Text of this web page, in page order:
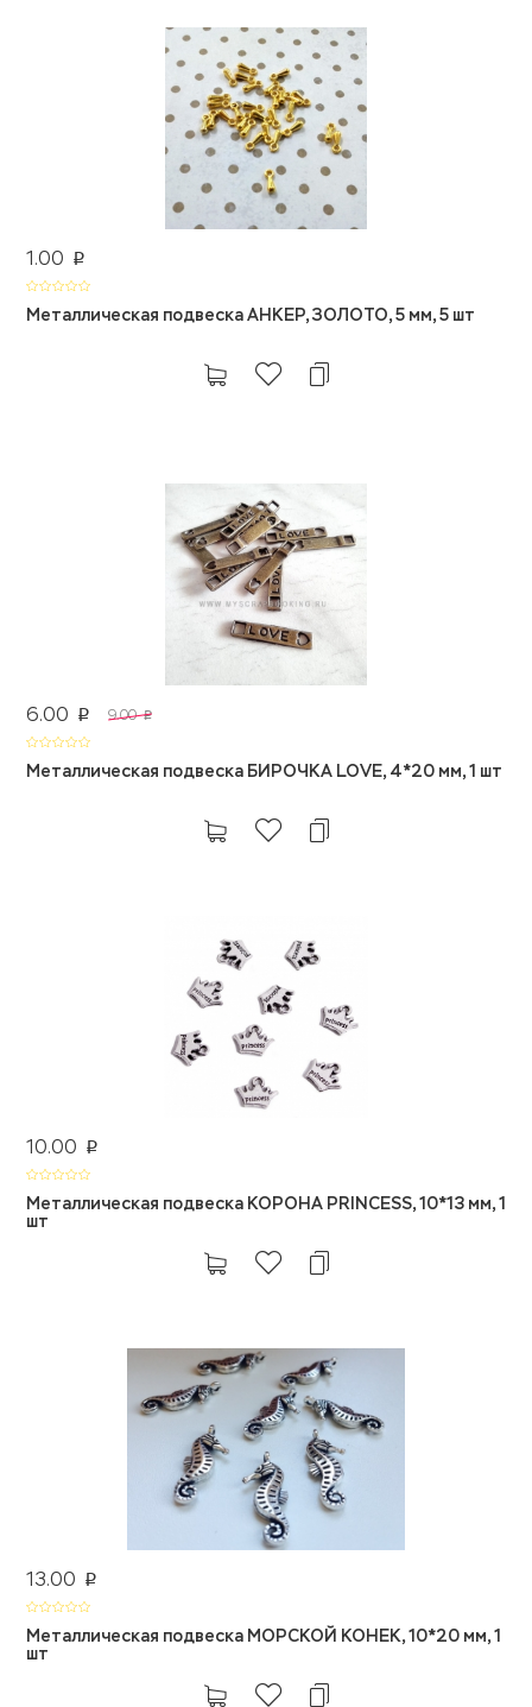
1.00 p
Металлическая подвеска АНКЕР, ЗОЛОТО, 5 мм, 5 шт
6.00 p 9.00 p
Металлическая подвеска БИРОЧКА LOVE, 4*20 мм, 1 шт
10.00 p
Металлическая подвеска КОРОНА PRINCESS, 10*13 мм, 1
шт
13.00 p
Металлическая подвеска МОРСКОЙ КОНЕК, 10*20 мм, 1
шт